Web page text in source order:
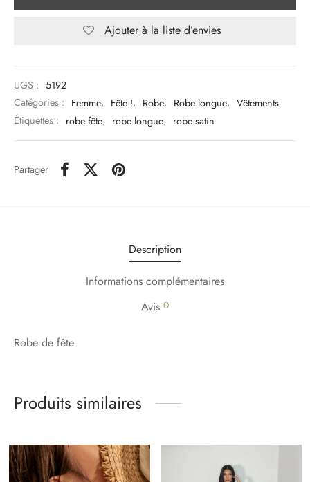
Ajouter à la liste d’envies
UGS : 5192
Catégories : Femme, Fête !, Robe, Robe longue, Vêtements
Étiquettes : robe fête, robe longue, robe satin
Partager
Description
Informations complémentaires
Avis 0
Robe de fête
Produits similaires